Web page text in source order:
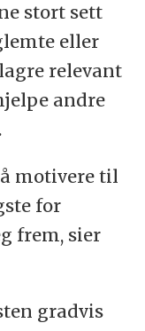
stort sett
eller
relevant
andre
motivere til
for
frem, sier
gradvis